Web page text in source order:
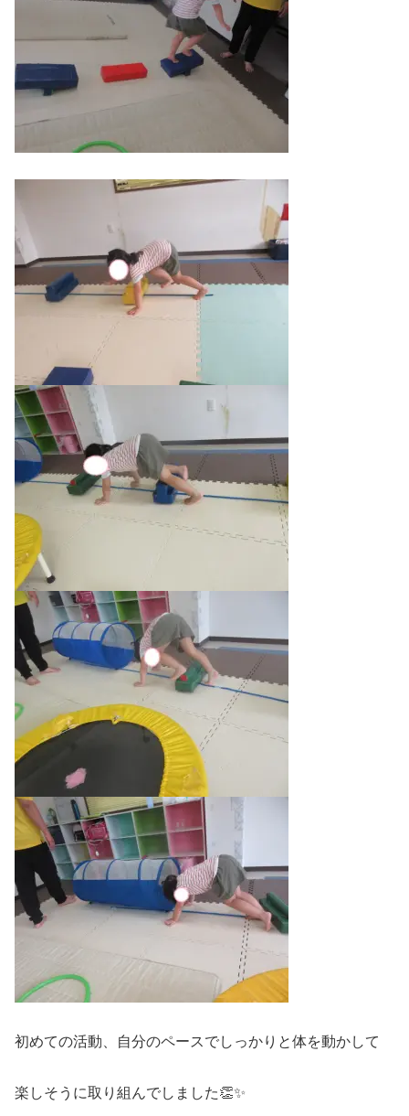
初めての活動、自分のペースでしっかりと体を動かして
楽しそうに取り組んでしました👏✨